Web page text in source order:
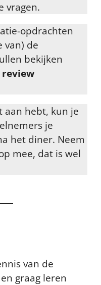
vragen.
opdrachten
van) de
bekijken
review
aan hebt, kun je
je
het diner. Neem
mee, dat is wel
van de
graag leren